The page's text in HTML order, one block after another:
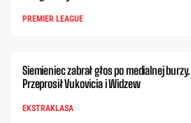
PREMIER LEAGUE
Siemieniec zabrał głos po medialnej burzy.
Przeprosił Vukovicia i Widzew
EKSTRAKLASA